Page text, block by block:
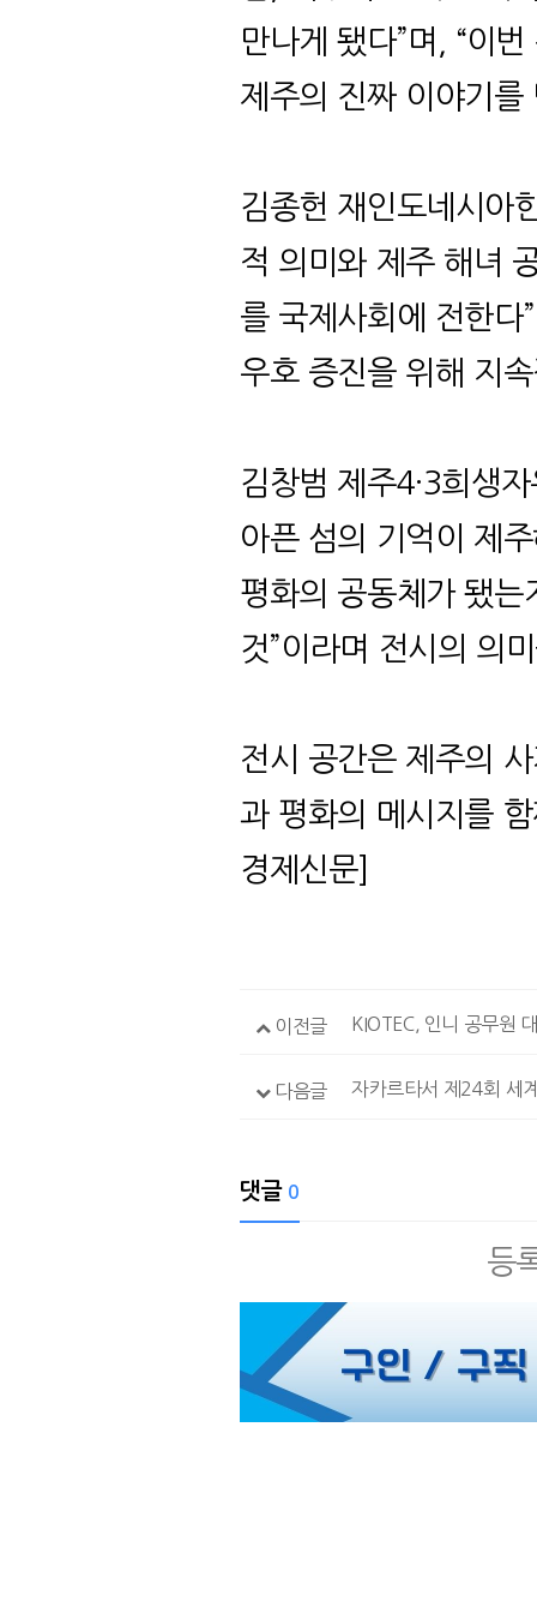
만나게 됐다”며 , “이번
제주의 진짜 이야기를
김종헌 재인도네시아
적 의미와 제주 해녀
를 국제사회에 전한다”
우호 증진을 위해 지
김창범 제주4·3희생
아픈 섬의 기억이 제
평화의 공동체가 됐는
것”이라며 전시의 의
전시 공간은 제주의
과 평화의 메시지를
경제신문]
이전글
다음글 자카르타서 제24회 세
댓글 0
등